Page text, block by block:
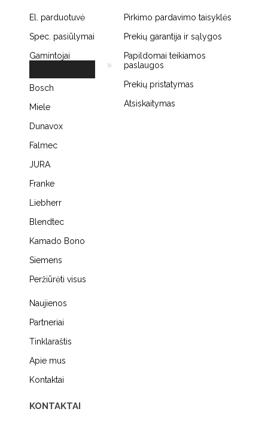
El. parduotuvė
Spec. pasiūlymai
Gamintojai
Bosch
Miele
Dunavox
Falmec
JURA
Franke
Liebherr
Blendtec
Kamado Bono
Siemens
Peržiūrėti visus
Naujienos
Partneriai
Tinklaraštis
Apie mus
Kontaktai
KONTAKTAI
Pirkimo pardavimo taisyklės
Prekių garantija ir sąlygos
Papildomai teikiamos
paslaugos
Prekių pristatymas
Atsiskaitymas